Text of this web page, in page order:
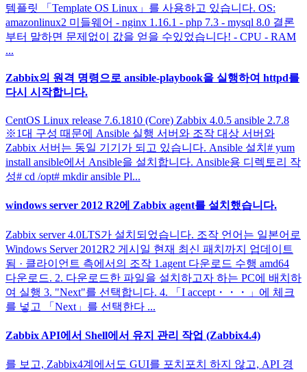
템플릿 「Template OS Linux」를 사용하고 있습니다. OS:
amazonlinux2 미들웨어 - nginx 1.16.1 - php 7.3 - mysql 8.0 결론
부터 말하면 문제없이 값을 얻을 수있었습니다! - CPU - RAM
...
Zabbix의 원격 명령으로 ansible-playbook을 실행하여 httpd를
다시 시작합니다.
CentOS Linux release 7.6.1810 (Core) Zabbix 4.0.5 ansible 2.7.8
※1대 구성 때문에 Ansible 실행 서버와 조작 대상 서버와
Zabbix 서버는 동일 기기가 되고 있습니다. Ansible 설치# yum
install ansible에서 Ansible을 설치합니다. Ansible용 디렉토리 작
성# cd /opt# mkdir ansible Pl...
windows server 2012 R2에 Zabbix agent를 설치했습니다.
Zabbix server 4.0LTS가 설치되었습니다. 조작 언어는 일본어로
Windows Server 2012R2 게시일 현재 최신 패치까지 업데이트
됨 · 클라이언트 측에서의 조작 1.agent 다운로드 수행 amd64
다운로드. 2. 다운로드한 파일을 설치하고자 하는 PC에 배치하
여 실행 3. "Next"를 선택합니다. 4. 「I accept・・・」에 체크
를 넣고 「Next」를 선택한다 ...
Zabbix API에서 Shell에서 유지 관리 작업 (Zabbix4.4)
를 보고, Zabbix4계에서도 GUI를 포치포치 하지 않고, API 경